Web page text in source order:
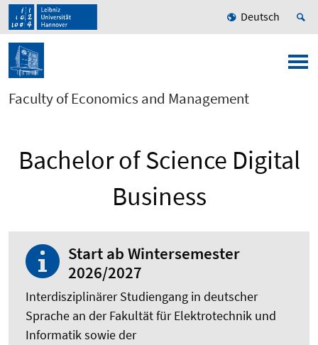
Deutsch
Faculty of Economics and Management
Bachelor of Science Digital
Business
Start ab Wintersemester
2026/2027
Interdisziplinärer Studiengang in deutscher
Sprache an der Fakultät für Elektrotechnik und
Informatik sowie der